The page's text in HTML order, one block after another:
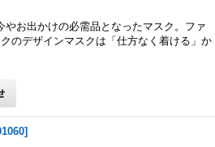
お出かけの必需品となったマスク。ファ
のデザインマスクは「仕方なく着ける」か
]